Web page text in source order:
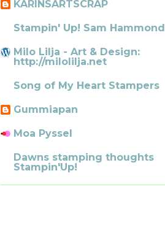
KARINSARTSCRAP
Stampin' Up! Sam Hammond
Milo Lilja - Art & Design:
http://milolilja.net
Song of My Heart Stampers
Gummiapan
Moa Pyssel
Dawns stamping thoughts
Stampin'Up!